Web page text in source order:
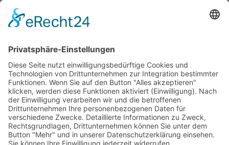
Krahnstr. 17/18 | 49074 Osnabrück
Telefon: 0541 29746 | E-Mail:info@optikmeyer.de